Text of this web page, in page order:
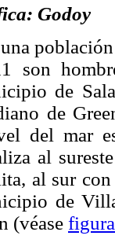
Godoy
son
de
de
del mar
al
al sur
de
(véase